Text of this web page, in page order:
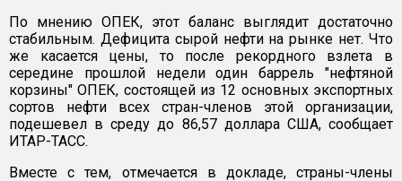
По мнению ОПЕК, этот баланс выглядит достаточно
стабильным. Дефицита сырой нефти на рынке нет. Что
же касается цены, то после рекордного взлета в
середине прошлой недели один баррель "нефтяной
корзины" ОПЕК, состоящей из 12 основных экспортных
сортов нефти всех стран-членов этой организации,
подешевел в среду до 86,57 доллара США, сообщает
ИТАР-ТАСС.
Вместе с тем, отмечается в докладе, страны-члены